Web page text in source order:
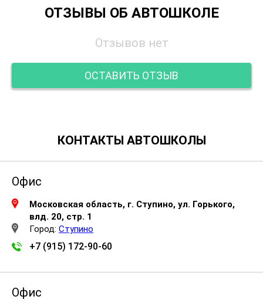
ОТЗЫВЫ ОБ АВТОШКОЛЕ
Отзывов нет
ОСТАВИТЬ ОТЗЫВ
КОНТАКТЫ АВТОШКОЛЫ
Офис
Московская область, г. Ступино, ул. Горького,
влд. 20, стр. 1
Город: Ступино
+7 (915) 172-90-60
Офис